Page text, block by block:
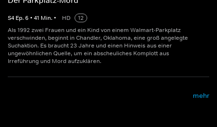
S4 Ep.6 • 41 Min. • HD
12
Als 1992 zwei Frauen und ein Kind von einem Walmart-Parkplatz
verschwinden, beginnt in Chandler, Oklahoma, eine groß angelegte
Suchaktion. Es braucht 23 Jahre und einen Hinweis aus einer
ungewöhnlichen Quelle, um ein abscheuliches Komplott aus
Irreführung und Mord aufzuklären.
mehr